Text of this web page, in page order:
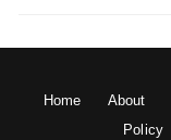
Home About
Policy